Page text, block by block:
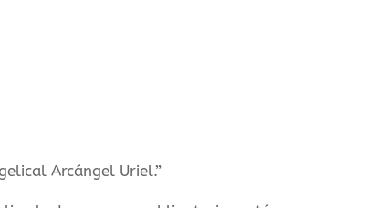
Arcángel Uriel.”